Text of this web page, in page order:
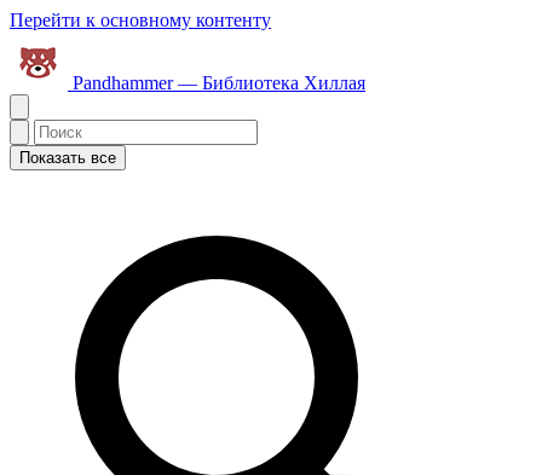
Перейти к основному контенту
Pandhammer — Библиотека Хиллая
Показать все